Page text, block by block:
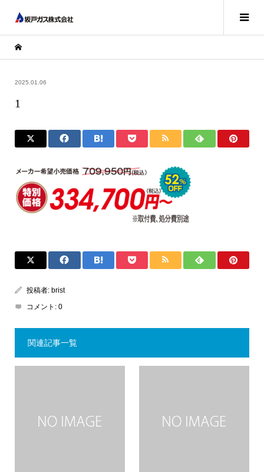
2025.01.06
1
投稿者: brist
コメント: 0
関連記事一覧